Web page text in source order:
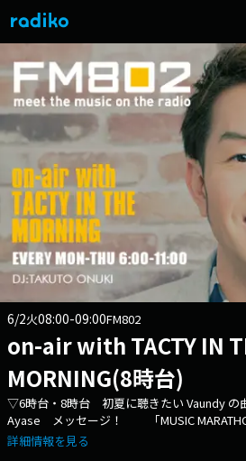
6/2火08:00-09:00FM802
on-air with TACTY IN
MORNING(8時台)
▽6時台・8時台 初夏に聴きたい
Ayase メッセージ！ 「MUSIC
▽8時台 「10minutes MIX」（平成夏ソン
詳細情報を見る